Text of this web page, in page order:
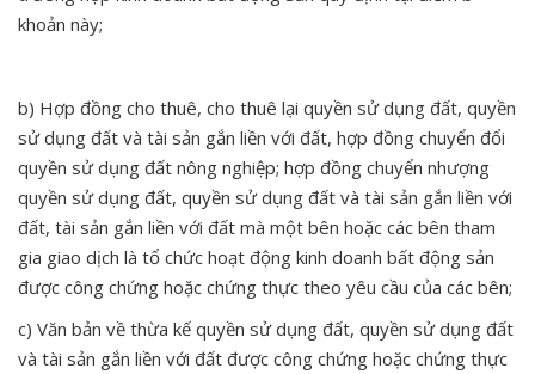
khoản này;
b) Hợp đồng cho thuê, cho thuê lại quyền sử dụng đất, quyền
sử dụng đất và tài sản gắn liền với đất, hợp đồng chuyển đổi
quyền sử dụng đất nông nghiệp; hợp đồng chuyển nhượng
quyền sử dụng đất, quyền sử dụng đất và tài sản gắn liền với
đất, tài sản gắn liền với đất mà một bên hoặc các bên tham
gia giao dịch là tổ chức hoạt động kinh doanh bất động sản
được công chứng hoặc chứng thực theo yêu cầu của các bên;
c) Văn bản về thừa kế quyền sử dụng đất, quyền sử dụng đất
và tài sản gắn liền với đất được công chứng hoặc chứng thực